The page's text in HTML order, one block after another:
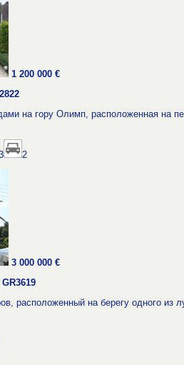
1 200 000 €
на гору Олимп, расположенная на
2
3 000 000 €
расположенный на берегу одного из